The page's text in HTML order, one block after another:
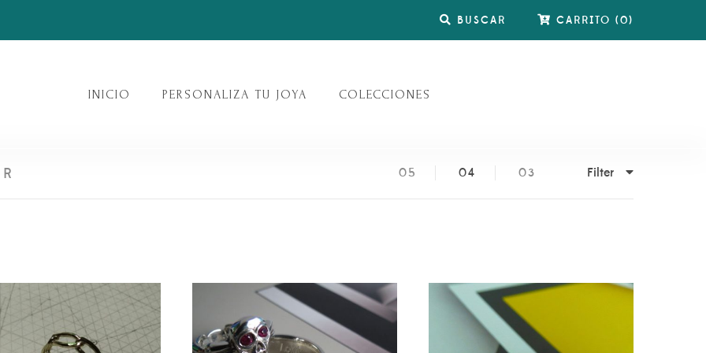
BUSCAR CARRITO (0)
INICIO PERSONALIZA TU JOYA COLECCIONES
05 04 03 Filter